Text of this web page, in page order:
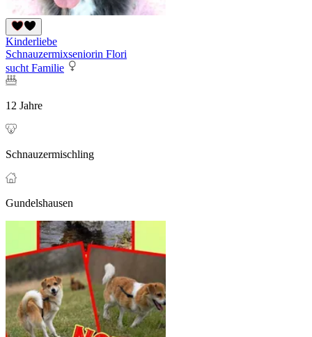
Kinderliebe
Schnauzermixseniorin Flori
sucht Familie
12 Jahre
Schnauzermischling
Gundelshausen